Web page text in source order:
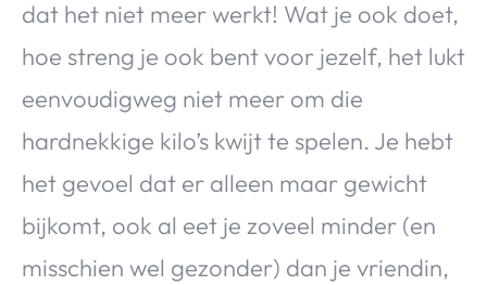
dat het niet meer werkt! Wat je ook doet,
hoe streng je ook bent voor jezelf, het lukt
eenvoudigweg niet meer om die
hardnekkige kilo’s kwijt te spelen. Je hebt
het gevoel dat er alleen maar gewicht
bijkomt, ook al eet je zoveel minder (en
misschien wel gezonder) dan je vriendin,